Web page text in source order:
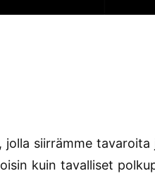
siirrämme tavaroita
kuin tavalliset